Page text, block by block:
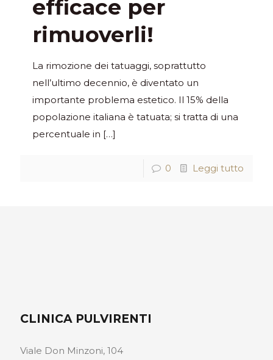
efficace per
rimuoverli!
La rimozione dei tatuaggi, soprattutto
nell’ultimo decennio, è diventato un
importante problema estetico. Il 15% della
popolazione italiana è tatuata; si tratta di una
percentuale in […]
0 Leggi tutto
CLINICA PULVIRENTI
Viale Don Minzoni, 104